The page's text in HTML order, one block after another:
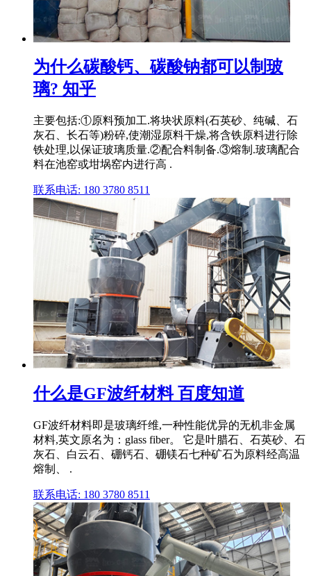
为什么碳酸钙、碳酸钠都可以制玻
璃? 知乎
主要包括:①原料预加工.将块状原料(石英砂、纯碱、石
灰石、长石等)粉碎,使潮湿原料干燥,将含铁原料进行除
铁处理,以保证玻璃质量.②配合料制备.③熔制.玻璃配合
料在池窑或坩埚窑内进行高 .
联系电话: 180 3780 8511
什么是GF波纤材料 百度知道
GF波纤材料即是玻璃纤维,一种性能优异的无机非金属
材料,英文原名为：glass fiber。 它是叶腊石、石英砂、石
灰石、白云石、硼钙石、硼镁石七种矿石为原料经高温
熔制、 .
联系电话: 180 3780 8511